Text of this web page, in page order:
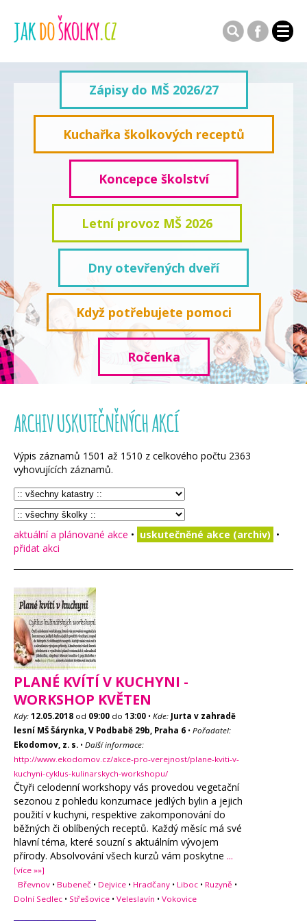
Zápisy do MŠ 2026/27
Kuchařka školkových receptů
Koncepce školství
Letní provoz MŠ 2026
Dny otevřených dveří
Když potřebujete pomoci
Ročenka
ARCHIV USKUTEČNĚNÝCH AKCÍ
Výpis záznamů 1501 až 1510 z celkového počtu 2363
vyhovujících záznamů.
aktuální a plánované akce • uskutečněné akce (archiv) •
přidat akci
PLANÉ KVÍTÍ V KUCHYNI -
WORKSHOP KVĚTEN
Kdy: 12.05.2018 od 09:00 do 13:00 • Kde: Jurta v zahradě
lesní MŠ Šárynka, V Podbabě 29b, Praha 6 • Pořadatel:
Ekodomov, z. s. • Další informace:
http://www.ekodomov.cz/akce-pro-verejnost/plane-kviti-v-
kuchyni-cyklus-kulinarskych-workshopu/
Čtyři celodenní workshopy vás provedou vegetační
sezonou z pohledu konzumace jedlých bylin a jejich
použití v kuchyni, respektive zakomponování do
běžných či oblíbených receptů. Každý měsíc má své
hlavní téma, které souzní s aktuálním vývojem
přírody. Absolvování všech kurzů vám poskytne ...
[více »»]
Břevnov • Bubeneč • Dejvice • Hradčany • Liboc • Ruzyně •
Dolní Sedlec • Střešovice • Veleslavín • Vokovice